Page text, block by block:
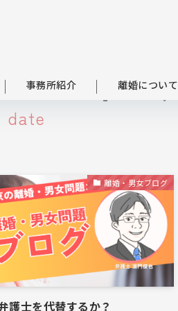
事務所紹介 離婚について
2016年12月
date
離婚・男女ブログ
護士を代替するか？